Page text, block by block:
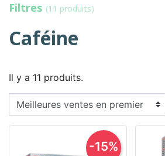
Filtres (11 produits)
Caféine
Il y a 11 produits.
-15%